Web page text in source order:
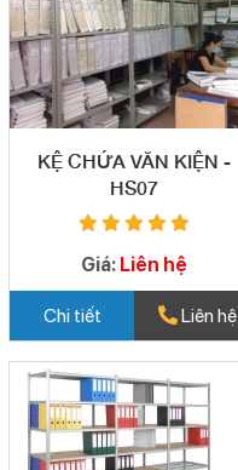
KỆ CHỨA VĂN KIỆN -
HS07
Giá: Liên hệ
Chi tiết Liên hệ